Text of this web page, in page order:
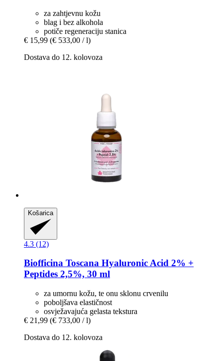
za zahtjevnu kožu
blag i bez alkohola
potiče regeneraciju stanica
€ 15,99 (€ 533,00 / l)
Dostava do 12. kolovoza
Košarica
4.3 (12)
Biofficina Toscana Hyaluronic Acid 2% +
Peptides 2,5%, 30 ml
za umornu kožu, te onu sklonu crvenilu
poboljšava elastičnost
osvježavajuća gelasta tekstura
€ 21,99 (€ 733,00 / l)
Dostava do 12. kolovoza